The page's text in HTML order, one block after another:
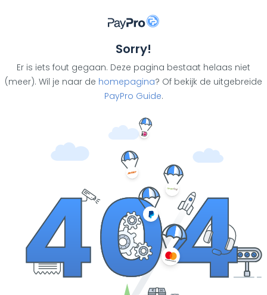
Sorry!
Er is iets fout gegaan. Deze pagina bestaat helaas niet
(meer). Wil je naar de homepagina? Of bekijk de uitgebreide
PayPro Guide.